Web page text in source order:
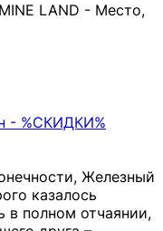
LAND - Место,
- %СКИДКИ%
Железный
казалось
в полном отчаянии,